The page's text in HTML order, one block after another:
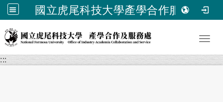
國立虎尾科技大學產學合作服務處
跳到主要內容
:::